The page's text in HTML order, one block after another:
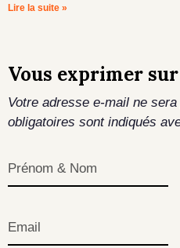
Lire la suite »
Vous exprimer
Votre adresse e-mail ne sera
obligatoires sont indiqués